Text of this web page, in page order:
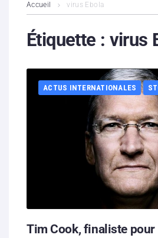
Contenus litigieux
Boutique
Accueil virus Ebola
Étiquette : virus
ACTUS INTERNATIONALES
Tim Cook, finaliste pour